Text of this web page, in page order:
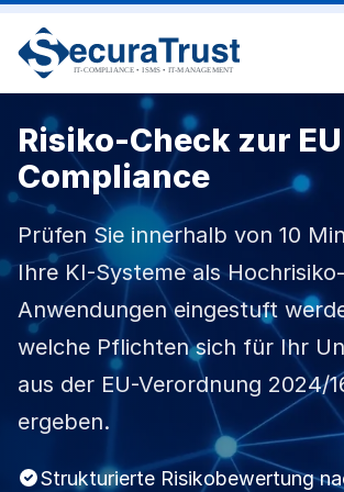
Zum Hauptinhalt springen
Risiko-Check zur
Compliance
Prüfen Sie innerhalb von 10
Ihre KI-Systeme als Hochrisiko-
Anwendungen eingestuft
welche Pflichten sich für Ihr
aus der EU-Verordnung 2024/
ergeben.
Strukturierte Risikobewertung